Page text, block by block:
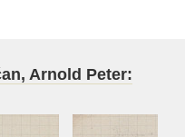
Arnold Peter: